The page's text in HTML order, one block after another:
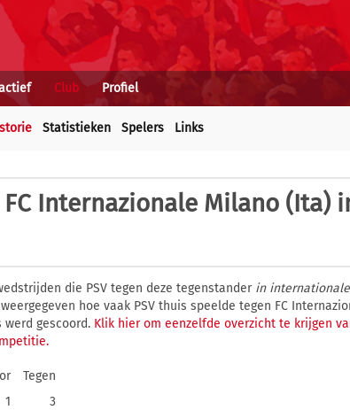
Club Profiel
Statistieken Spelers Links
FC Internazionale Milano
die PSV tegen deze tegenstander in
hoe vaak PSV thuis speelde tegen FC
gescoord. Klik hier om eenzelfde overzicht te krijgen
Tegen
1
3